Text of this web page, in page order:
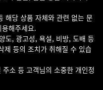
해당 상품 자체와 관련 없는 문
해주세요.
도, 광고성, 욕설, 비방, 도배 등
제 등의 조치가 취해질 수 있습
소 등 고객님의 소중한 개인정